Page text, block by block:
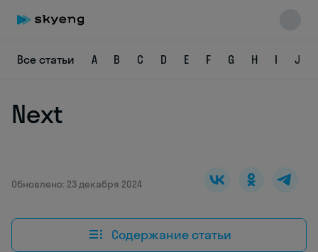
Все статьи A B C D E F G H I J
Next
Обновлено: 23 декабря 2024
Содержание статьи
Skyeng Chat